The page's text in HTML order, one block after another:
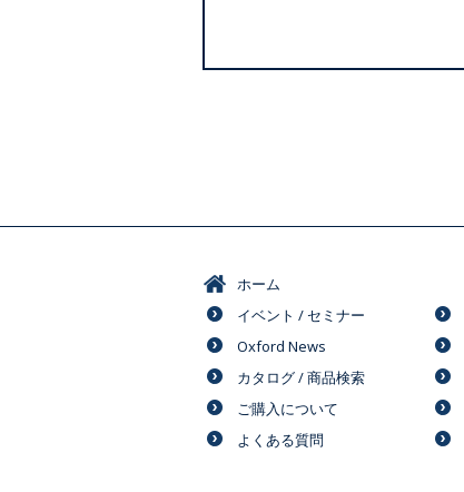
ホーム
イベント / セミナー
Oxford News
カタログ / 商品検索
ご購入について
よくある質問